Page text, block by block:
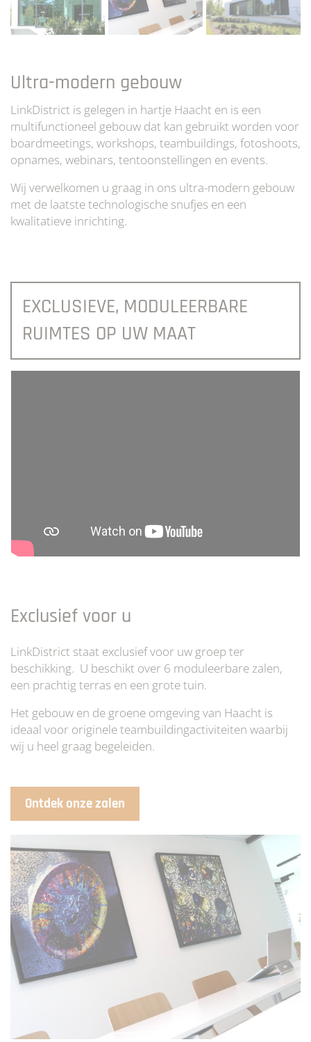
Ultra-modern gebouw
LinkDistrict is gelegen in hartje Haacht en is een
multifunctioneel gebouw dat kan gebruikt worden voor
boardmeetings, workshops, teambuildings, fotoshoots,
opnames, webinars, tentoonstellingen en events.
Wij verwelkomen u graag in ons ultra-modern gebouw
met de laatste technologische snufjes en een
kwalitatieve inrichting.
EXCLUSIEVE, MODULEERBARE
RUIMTES OP UW MAAT
Exclusief voor u
LinkDistrict staat exclusief voor uw groep ter
beschikking. U beschikt over 6 moduleerbare zalen,
een prachtig terras en een grote tuin.
Het gebouw en de groene omgeving van Haacht is
ideaal voor originele teambuildingactiviteiten waarbij
wij u heel graag begeleiden.
Ontdek onze zalen